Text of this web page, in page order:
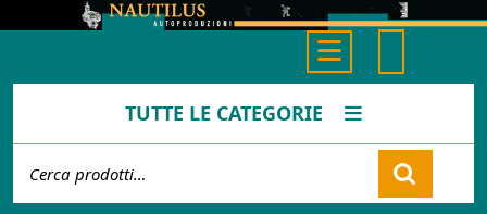
Button
TUTTE LE CATEGORIE